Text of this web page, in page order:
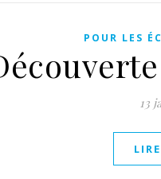
POUR LES
13